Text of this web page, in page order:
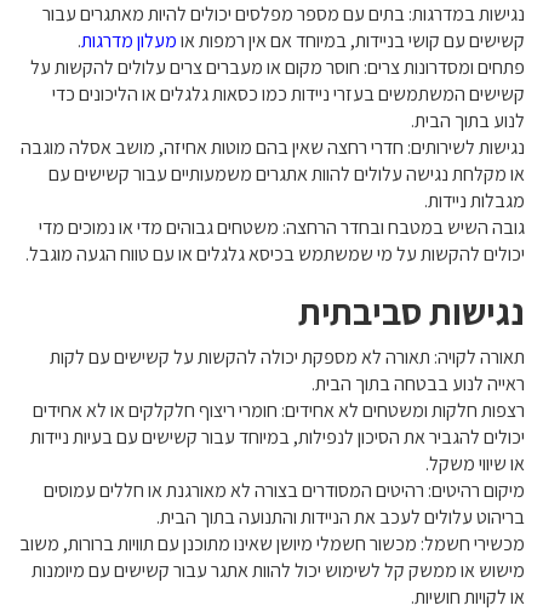
נגישות במדרגות: בתים עם מספר מפלסים יכולים להיות מאתגרים עבור
קשישים עם קושי בניידות, במיוחד אם אין רמפות אומעלון מדרגות.
פתחים ומסדרונות צרים: חוסר מקום או מעברים צרים עלולים להקשות על
קשישים המשתמשים בעזרי ניידות כמו כסאות גלגלים או הליכונים כדי
לנוע בתוך הבית.
נגישות לשירותים: חדרי רחצה שאין בהם מוטות אחיזה, מושב אסלה מוגבה
או מקלחת נגישה עלולים להוות אתגרים משמעותיים עבור קשישים עם
מגבלות ניידות.
גובה השיש במטבח ובחדר הרחצה: משטחים גבוהים מדי או נמוכים מדי
יכולים להקשות על מי שמשתמש בכיסא גלגלים או עם טווח הגעה מוגבל.
נגישות סביבתית
תאורה לקויה: תאורה לא מספקת יכולה להקשות על קשישים עם לקות
ראייה לנוע בבטחה בתוך הבית.
רצפות חלקות ומשטחים לא אחידים: חומרי ריצוף חלקלקים או לא אחידים
יכולים להגביר את הסיכון לנפילות, במיוחד עבור קשישים עם בעיות ניידות
או שיווי משקל.
מיקום רהיטים: רהיטים המסודרים בצורה לא מאורגנת או חללים עמוסים
בריהוט עלולים לעכב את הניידות והתנועה בתוך הבית.
מכשירי חשמל: מכשור חשמלי מיושן שאינו מתוכנן עם תוויות ברורות, משוב
מישוש או ממשק קל לשימוש יכול להוות אתגר עבור קשישים עם מיומנות
או לקויות חושיות.